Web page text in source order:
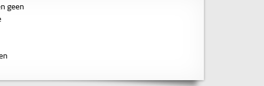
geen